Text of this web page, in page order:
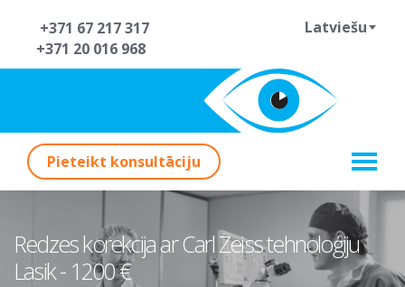
+371 67 217 317
+371 20 016 968
Latviešu
Pieteikt konsultāciju
Redzes korekcija ar Carl Zeiss tehnoloģiju
Lasik - 1200 €